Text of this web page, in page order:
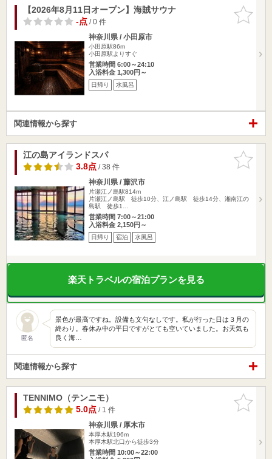
お気に入
りに追加
【2026年8月11日オープン】海賊サウナ
-点/ 0 件
神奈川県 / 小田原市
小田原駅86m
小田原駅よりすぐ
営業時間 6:00～24:10
入浴料金 1,300円～
日帰り 水風呂
関連情報から探す
お気に入
りに追加
江の島アイランドスパ
3.8点/ 38 件
神奈川県 / 藤沢市
片瀬江ノ島駅814m
片瀬江ノ島駅 徒歩10分、江ノ島駅 徒歩14分、湘南江の
島駅 徒歩1…
営業時間 7:00～21:00
入浴料金 2,150円～
日帰り 宿泊 水風呂
楽天トラベルの宿泊プランを見る
匿名
景色が最高ですね。設備も文句なしです。私が行った日は３月の
終わり。春休み中の平日ですがとても空いていました。お天気も
良く海…
関連情報から探す
お気に入
りに追加
TENNIMO（テンニモ）
5.0点/ 1 件
神奈川県 / 厚木市
本厚木駅196m
本厚木駅北口から徒歩3分
営業時間 10:00～22:00